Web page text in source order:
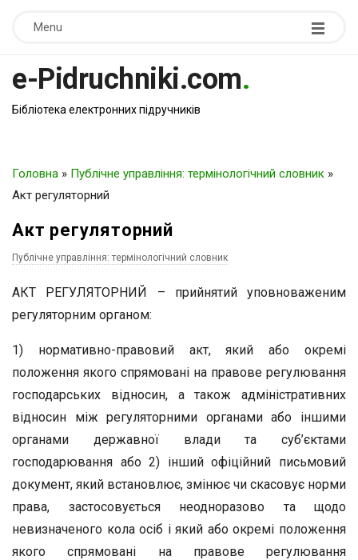
Menu
e-Pidruchniki.com.
Бібліотека електронних підручників
Головна » Публічне управління: термінологічний словник »
Акт регуляторний
Акт регуляторний
Публічне управління: термінологічний словник
АКТ РЕГУЛЯТОРНИЙ – прийнятий уповноваженим
регуляторним органом:
1) нормативно-правовий акт, який або окремі
положення якого спрямовані на правове регулювання
господарських відносин, а також адміністративних
відносин між регуляторними органами або іншими
органами державної влади та суб’єктами
господарювання або 2) інший офіційний письмовий
документ, який встановлює, змінює чи скасовує норми
права, застосовується неодноразово та щодо
невизначеного кола осіб і який або окремі положення
якого спрямовані на правове регулювання